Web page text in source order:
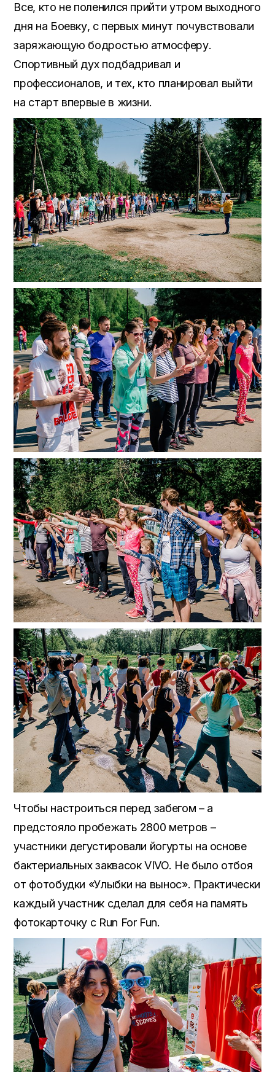
Все, кто не поленился прийти утром выходного
дня на Боевку, с первых минут почувствовали
заряжающую бодростью атмосферу.
Спортивный дух подбадривал и
профессионалов, и тех, кто планировал выйти
на старт впервые в жизни.
Чтобы настроиться перед забегом – а
предстояло пробежать 2800 метров –
участники дегустировали йогурты на основе
бактериальных заквасок VIVO. Не было отбоя
от фотобудки «Улыбки на вынос». Практически
каждый участник сделал для себя на память
фотокарточку с Run For Fun.